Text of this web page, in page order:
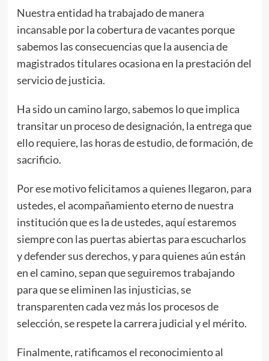
Nuestra entidad ha trabajado de manera
incansable por la cobertura de vacantes porque
sabemos las consecuencias que la ausencia de
magistrados titulares ocasiona en la prestación del
servicio de justicia.
Ha sido un camino largo, sabemos lo que implica
transitar un proceso de designación, la entrega que
ello requiere, las horas de estudio, de formación, de
sacrificio.
Por ese motivo felicitamos a quienes llegaron, para
ustedes, el acompañamiento eterno de nuestra
institución que es la de ustedes, aquí estaremos
siempre con las puertas abiertas para escucharlos
y defender sus derechos, y para quienes aún están
en el camino, sepan que seguiremos trabajando
para que se eliminen las injusticias, se
transparenten cada vez más los procesos de
selección, se respete la carrera judicial y el mérito.
Finalmente, ratificamos el reconocimiento al